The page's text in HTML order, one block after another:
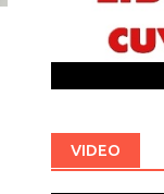
VIDEO